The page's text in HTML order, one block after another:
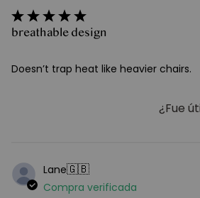
breathable design
Doesn’t trap heat like heavier chairs.
¿Fue
Lane🇬🇧
Compra verificada